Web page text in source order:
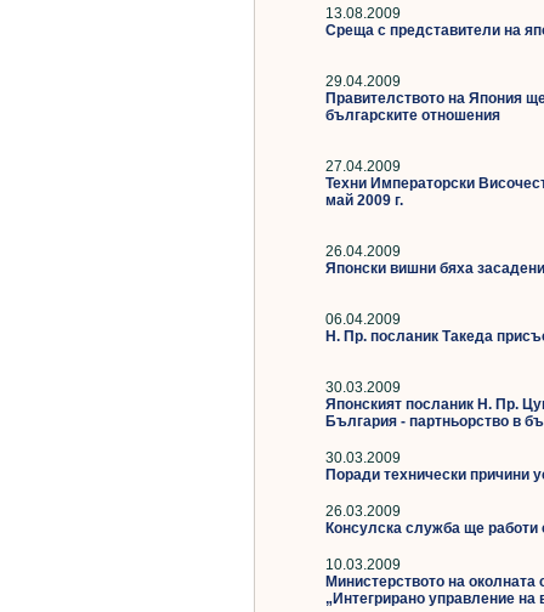
13.08.2009
Среща с представители на
29.04.2009
Правителството на Япония
българските отношения
27.04.2009
Техни Императорски
май 2009 г.
26.04.2009
Японски вишни бяха
06.04.2009
Н. Пр. посланик Такеда
30.03.2009
Японският посланик Н. Пр.
България - партньорство в
30.03.2009
Поради технически причини
26.03.2009
Консулска служба ще
10.03.2009
Министерството на
„Интегрирано управление